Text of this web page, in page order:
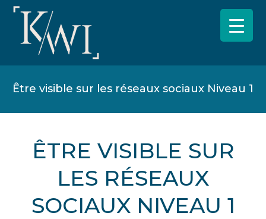
Être visible sur les réseaux sociaux Niveau 1
ÊTRE VISIBLE SUR
LES RÉSEAUX
SOCIAUX NIVEAU 1